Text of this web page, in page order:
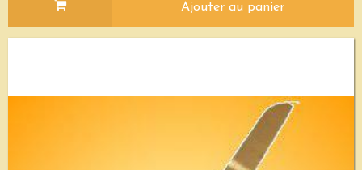
Ajouter au panier